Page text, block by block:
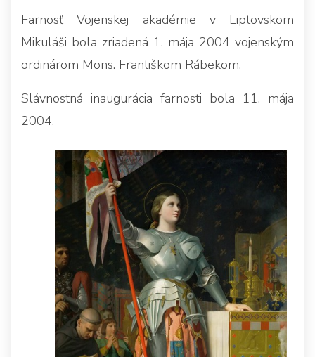
Farnosť Vojenskej akadémie v Liptovskom
Mikuláši bola zriadená 1. mája 2004 vojenským
ordinárom Mons. Františkom Rábekom.
Slávnostná inaugurácia farnosti bola 11. mája
2004.